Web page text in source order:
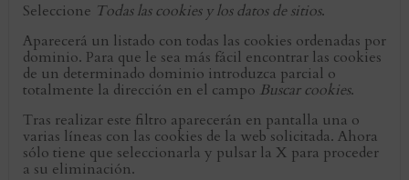
Seleccione Todas las cookies y los datos de sitios.
Aparecerá un listado con todas las cookies ordenadas por
dominio. Para que le sea más fácil encontrar las cookies
de un determinado dominio introduzca parcial o
totalmente la dirección en el campo Buscar cookies.
Tras realizar este filtro aparecerán en pantalla una o
varias líneas con las cookies de la web solicitada. Ahora
sólo tiene que seleccionarla y pulsar la X para proceder
a su eliminación.